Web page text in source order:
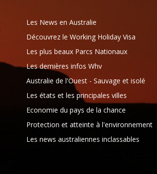
Les News en Australie
Découvrez le Working Holiday Visa
Les plus beaux Parcs Nationaux
Les dernières infos Whv
Australie de l'Ouest - Sauvage et isolé
Les états et les principales villes
Economie du pays de la chance
Protection et atteinte à l'environnement
Les news australiennes inclassables